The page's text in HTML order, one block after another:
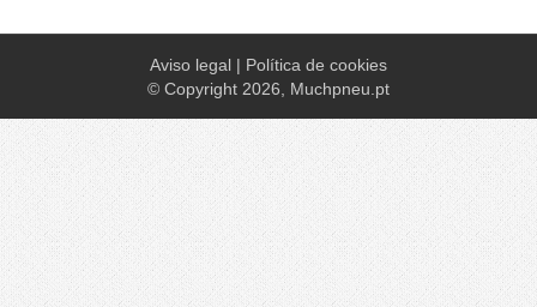
Aviso legal | Política de cookies
© Copyright 2026, Muchpneu.pt